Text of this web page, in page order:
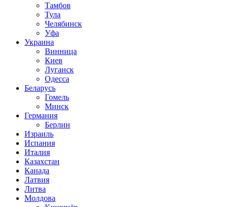
Тамбов
Тула
Челябинск
Уфа
Украина
Винница
Киев
Луганск
Одесса
Беларусь
Гомель
Минск
Германия
Берлин
Израиль
Испания
Италия
Казахстан
Канада
Латвия
Литва
Молдова